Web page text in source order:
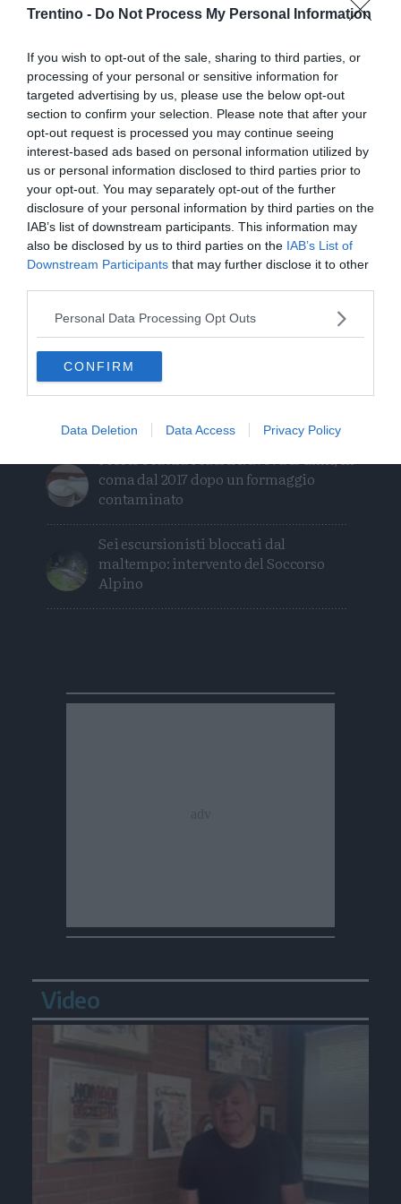
Trentino - Do Not Process My Personal Information
If you wish to opt-out of the sale, sharing to third parties, or
processing of your personal or sensitive information for
targeted advertising by us, please use the below opt-out
section to confirm your selection. Please note that after your
opt-out request is processed you may continue seeing
interest-based ads based on personal information utilized by
us or personal information disclosed to third parties prior to
your opt-out. You may separately opt-out of the further
disclosure of your personal information by third parties on the
IAB’s list of downstream participants. This information may
also be disclosed by us to third parties on the IAB’s List of
Downstream Participants that may further disclose it to other
Personal Data Processing Opt Outs
CONFIRM
Data Deletion Data Access Privacy Policy
articolo
Whatsapp
articolo
Telegram
Soccorso Alpino Vigili Del Fuoco Psicologi
I più letti
L'assalto al lago glaciale del Sorapiss:
un turista ci entra anche col sup
Calceranica, bimbo e papà recuperati
nel lago a 8 metri di profondità
Solo venerdì un calo delle temperature
ma aumenteranno i temporali
Tragedia in piscina: perde la vita un
Morto Mattia Maestri: aveva 13 anni, in
coma dal 2017 dopo un formaggio
contaminato
Sei escursionisti bloccati dal
maltempo: intervento del Soccorso
Alpino
Video